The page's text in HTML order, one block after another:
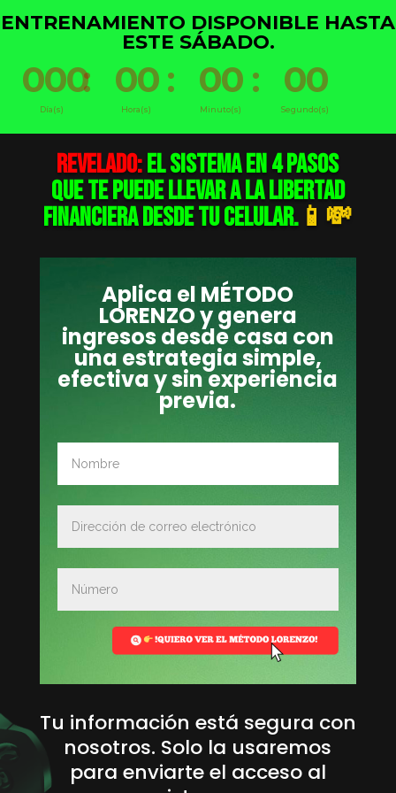
ENTRENAMIENTO DISPONIBLE HASTA
ESTE SÁBADO.
000
Día(s)
: 00
Hora(s)
: 00
Minuto(s)
: 00
Segundo(s)
REVELADO:El Sistema en 4 Pasos
Que Te Puede Llevar a la Libertad
Financiera Desde Tu Celular. 📱💸
Aplica el MÉTODO
LORENZO y genera
ingresos desde casa con
una estrategia simple,
efectiva y sin experiencia
previa.
¡QUIERO VER EL MÉTODO LORENZO!
Tu información está segura con
nosotros. Solo la usaremos
para enviarte el acceso al